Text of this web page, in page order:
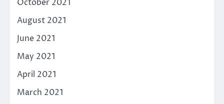
October 2021
August 2021
June 2021
May 2021
April 2021
March 2021